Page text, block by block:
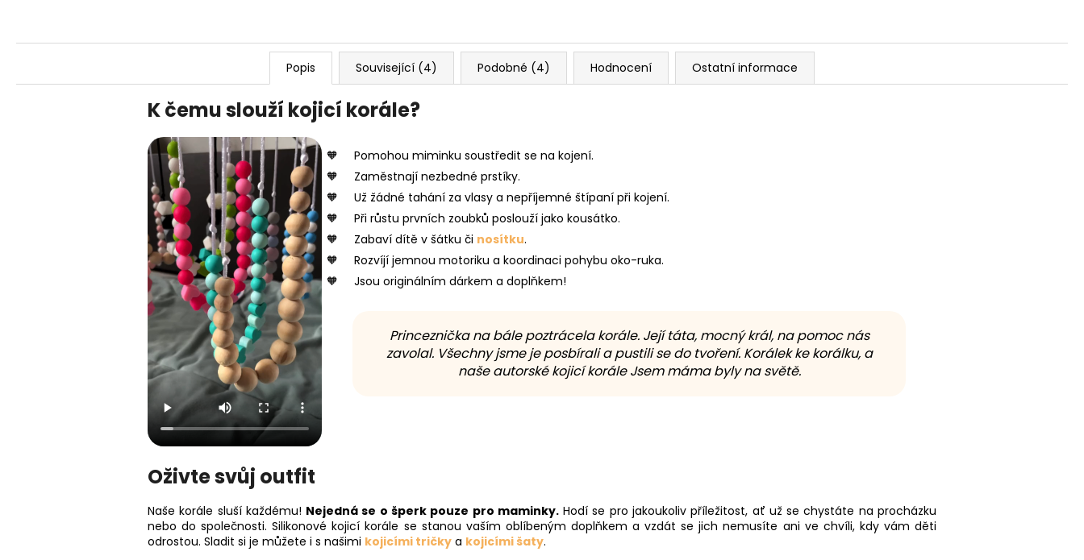
Popis Související (4) Podobné (4) Hodnocení Ostatní informace
K čemu slouží kojicí korále?
Pomohou miminku soustředit se na kojení.
Zaměstnají nezbedné prstíky.
Už žádné tahání za vlasy a nepříjemné štípaní při kojení.
Při růstu prvních zoubků poslouží jako kousátko.
Zabaví dítě v šátku či nosítku.
Rozvíjí jemnou motoriku a koordinaci pohybu oko-ruka.
Jsou originálním dárkem a doplňkem!
Princeznička na bále poztrácela korále. Její táta, mocný král, na pomoc nás
zavolal. Všechny jsme je posbírali a pustili se do tvoření. Korálek ke korálku, a
naše autorské kojicí korále Jsem máma byly na světě.
Oživte svůj outfit
Naše korále sluší každému! Nejedná se o šperk pouze pro maminky.Hodí se pro jakoukoliv příležitost, ať už se chystáte na procházku
nebo do společnosti. Silikonové kojicí korále se stanou vaším oblíbeným doplňkem a vzdát se jich nemusíte ani ve chvíli, kdy vám děti
odrostou. Sladit si je můžete i s našimi kojicími tričky a kojicími šaty.